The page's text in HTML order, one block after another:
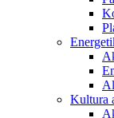
Kultura